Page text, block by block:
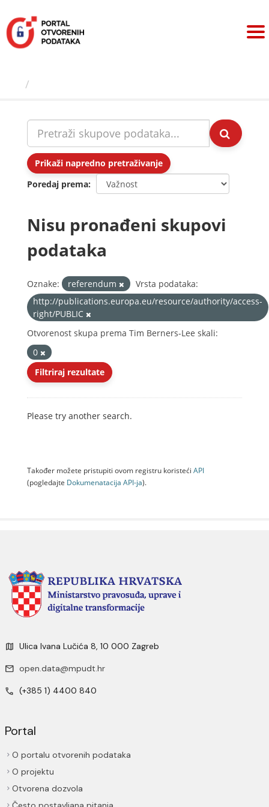
sadržaj
Prikaži napredno pretraživanje
Poredaj prema
Nisu pronađeni skupovi
podataka
Oznake: referendum
Vrsta podataka:
http://publications.europa.eu/resource/authority/access-
right/PUBLIC
Otvorenost skupa prema Tim Berners-Lee skali:
0
Filtriraj rezultate
Please try another search.
Također možete pristupiti ovom registru koristeći API
(pogledajte Dokumenаtаcijа API-jа).